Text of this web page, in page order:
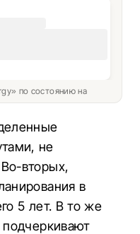
по состоянию на
не
вторых,
в
5 лет. В то же